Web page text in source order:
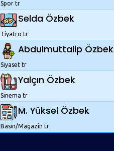
Spor tr
Selda Özbek
Tiyatro tr
Abdulmuttalip Özbek
Siyaset tr
Yalçın Özbek
Sinema tr
M. Yüksel Özbek
Basın/Magazin tr